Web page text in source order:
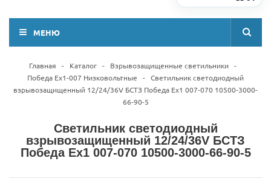
МЕНЮ
Главная - Каталог - Взрывозащищенные светильники -
Победа Ex1-007 Низковольтные
- Светильник светодиодный
взрывозащищенный 12/24/36V БСТЗ Победа Ex1 007-070 10500-3000-
66-90-5
Светильник светодиодный
взрывозащищенный 12/24/36V БСТЗ
Победа Ex1 007-070 10500-3000-66-90-5